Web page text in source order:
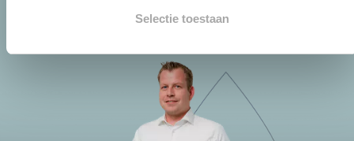
Selectie toestaan